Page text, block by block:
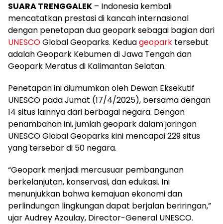
SUARA TRENGGALEK – Indonesia kembali
mencatatkan prestasi di kancah internasional
dengan penetapan dua geopark sebagai bagian dari
UNESCOGlobal Geoparks. Keduageopark tersebut
adalah Geopark Kebumen di Jawa Tengah dan
Geopark Meratus di Kalimantan Selatan.
Penetapan ini diumumkan oleh Dewan Eksekutif
UNESCO pada Jumat (17/4/2025), bersama dengan
14 situs lainnya dari berbagai negara. Dengan
penambahan ini, jumlah geopark dalam jaringan
UNESCO Global Geoparks kini mencapai 229 situs
yang tersebar di 50 negara.
“Geopark menjadi mercusuar pembangunan
berkelanjutan, konservasi, dan edukasi. Ini
menunjukkan bahwa kemajuan ekonomi dan
perlindungan lingkungan dapat berjalan beriringan,”
ujar Audrey Azoulay, Director-General UNESCO.